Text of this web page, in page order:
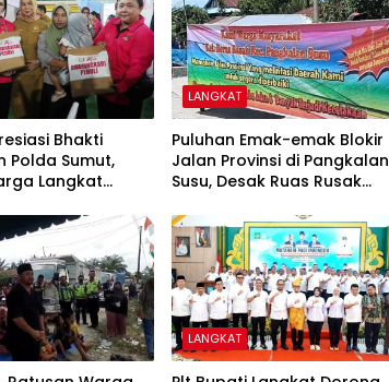
Bhakti
Polda Sumut,
Langkat
LANGKAT
Puluhan Emak-emak Blokir
Jalan Provinsi di Pangkalan
Susu, Desak Ruas Rusak
LANGKAT